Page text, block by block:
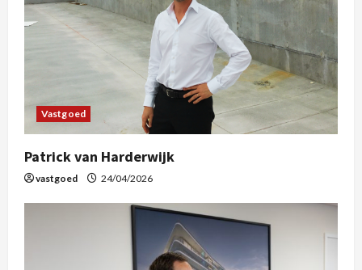
Vastgoed
Patrick van Harderwijk
vastgoed 24/04/2026